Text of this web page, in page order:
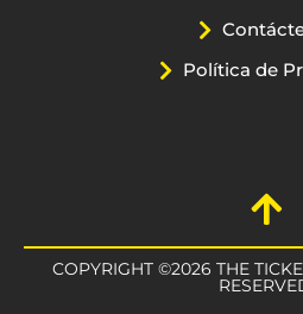
Política de
COPYRIGHT ©2026 THE